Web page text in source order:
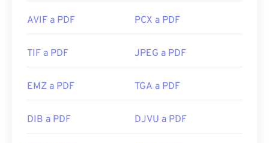
AVIF a PDF PCX a PDF
TIF a PDF JPEG a PDF
EMZ a PDF TGA a PDF
DIB a PDF DJVU a PDF